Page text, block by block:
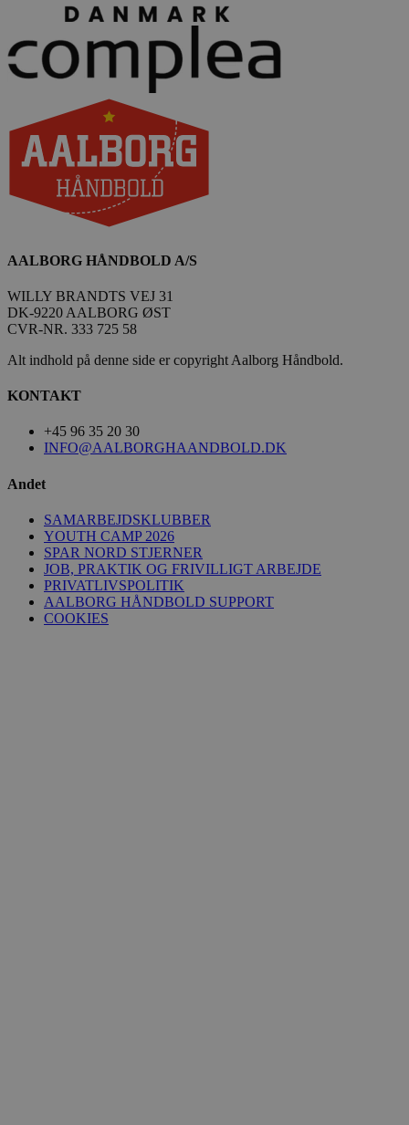
AALBORG HÅNDBOLD A/S
WILLY BRANDTS VEJ 31
DK-9220 AALBORG ØST
CVR-NR. 333 725 58
Alt indhold på denne side er copyright Aalborg Håndbold.
KONTAKT
+45 96 35 20 30
INFO@AALBORGHAANDBOLD.DK
Andet
SAMARBEJDSKLUBBER
YOUTH CAMP 2026
SPAR NORD STJERNER
JOB, PRAKTIK OG FRIVILLIGT ARBEJDE
PRIVATLIVSPOLITIK
AALBORG HÅNDBOLD SUPPORT
COOKIES